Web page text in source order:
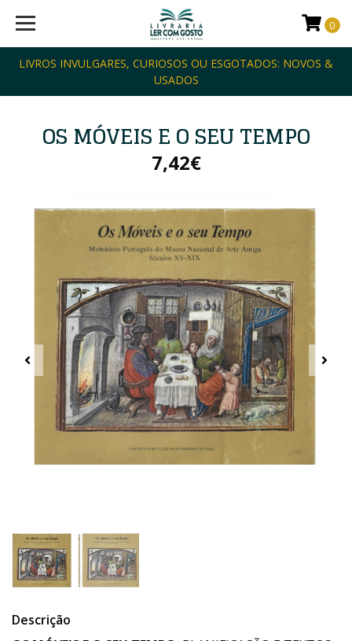
LIVROS INVULGARES, CURIOSOS OU ESGOTADOS: NOVOS &
USADOS
0
OS MÓVEIS E O SEU TEMPO
7,42€
Descrição